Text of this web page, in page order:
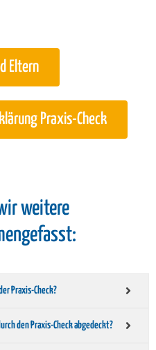
Eltern
Praxis-Check
weitere
Praxis-Check?
den Praxis-Check abgedeckt?